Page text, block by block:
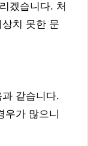
겠습니다. 처
치 못한 문
같습니다.
우가 많으니